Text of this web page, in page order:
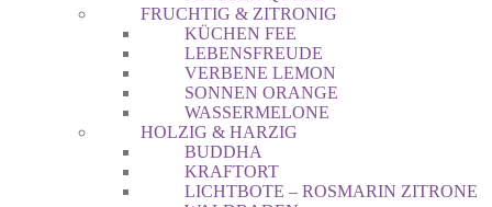
FRUCHTIG & ZITRONIG
KÜCHEN FEE
LEBENSFREUDE
VERBENE LEMON
SONNEN ORANGE
WASSERMELONE
HOLZIG & HARZIG
BUDDHA
KRAFTORT
LICHTBOTE – ROSMARIN ZITRONE